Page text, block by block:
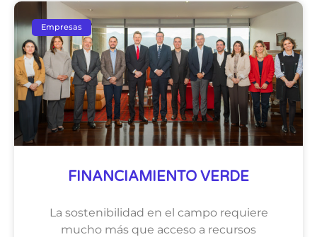
Empresas
FINANCIAMIENTO VERDE
La sostenibilidad en el campo requiere
mucho más que acceso a recursos